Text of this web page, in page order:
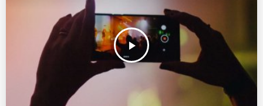
play_arrow